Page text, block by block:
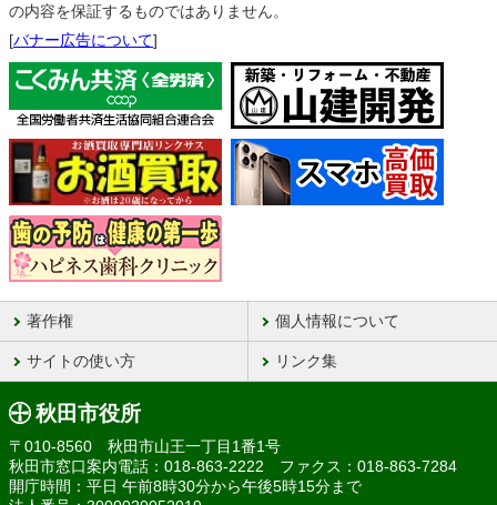
の内容を保証するものではありません。
[バナー広告について]
著作権 個人情報について
サイトの使い方 リンク集
秋田市役所
〒010-8560 秋田市山王一丁目1番1号
秋田市窓口案内電話：018-863-2222 ファクス：018-863-7284
開庁時間：平日 午前8時30分から午後5時15分まで